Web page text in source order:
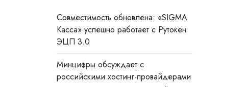
Совместимость обновлена: «SIGMA
Касса» успешно работает с Рутокен
ЭЦП 3.0
Минцифры обсуждает с
российскими хостинг-провайдерами